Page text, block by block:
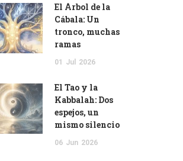
El Árbol de la
Cábala: Un
tronco, muchas
ramas
01 Jul 2026
El Tao y la
Kabbalah: Dos
espejos, un
mismo silencio
06 Jun 2026